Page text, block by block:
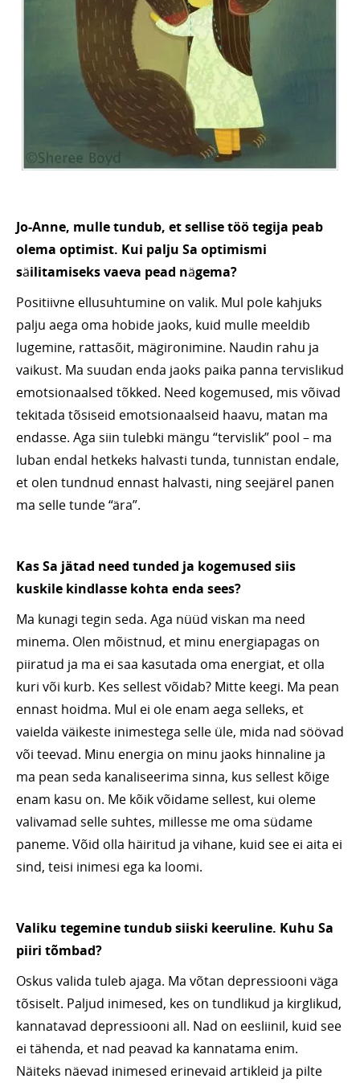
Jo-Anne, mulle tundub, et sellise töötegija peab
olema optimist. Kui palju Sa optimismi
säilitamiseks vaeva pead nägema?
Positiivne ellusuhtumine on valik. Mul pole kahjuks
palju aega oma hobide jaoks, kuid mulle meeldib
lugemine, rattasõit, mägironimine. Naudin rahu ja
vaikust. Ma suudan enda jaoks paika panna tervislikud
emotsionaalsed tõkked. Need kogemused, mis võivad
tekitada tõsiseid emotsionaalseid haavu, matan ma
endasse. Aga siin tulebki mängu “tervislik” pool – ma
luban endal hetkeks halvasti tunda, tunnistan endale,
et olen tundnud ennast halvasti, ning seejärel panen
ma selle tunde “ära”.
Kas Sa jätad need tunded ja kogemused siis
kuskile kindlasse kohta enda sees?
Ma kunagi tegin seda. Aga nüüd viskan ma need
minema. Olen mõistnud, et minu energiapagas on
piiratud ja ma ei saa kasutada oma energiat, et olla
kuri või kurb. Kes sellest võidab? Mitte keegi. Ma pean
ennast hoidma. Mul ei ole enam aega selleks, et
vaielda väikeste inimestega selle üle, mida nad söövad
või teevad. Minu energia on minu jaoks hinnaline ja
ma pean seda kanaliseerima sinna, kus sellest kõige
enam kasu on. Me kõik võidame sellest, kui oleme
valivamad selle suhtes, millesse me oma südame
paneme. Võid olla häiritud ja vihane, kuid see ei aita ei
sind, teisi inimesi ega ka loomi.
Valiku tegemine tundub siiski keeruline. Kuhu Sa
piiri tõmbad?
Oskus valida tuleb ajaga. Ma võtan depressiooni väga
tõsiselt. Paljud inimesed, kes on tundlikud ja kirglikud,
kannatavad depressiooni all. Nad on eesliinil, kuid see
ei tähenda, et nad peavad ka kannatama enim.
Näiteks näevad inimesed erinevaid artikleid ja pilte